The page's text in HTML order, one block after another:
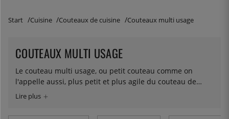
Start Cuisine Couteaux de cuisine Couteaux multi usage
COUTEAUX MULTI USAGE
Le couteau multi usage, ou petit couteau comme on
l'appelle aussi, plus petit et plus agile du couteau de
chef, complète bien l’utilisation de ce dernier. En règle
générale, il a une longueur de lame de 12 à 18 cm. La
lame est longue et étroite avec une légère courbe au